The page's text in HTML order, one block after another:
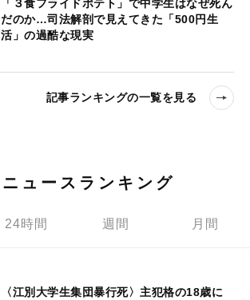
「３食フライドポテト」で中学生はなぜ死ん
だのか…司法解剖で見えてきた「500円生
活」の過酷な現実
記事ランキングの一覧を見る
ニュースランキング
24時間 週間 月間
〈江別大学生集団暴行死〉主犯格の18歳に